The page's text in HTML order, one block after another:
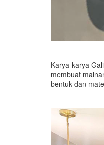
Karya-karya
membuat
bentuk dan